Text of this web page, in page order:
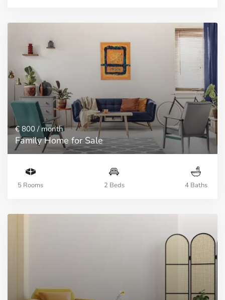
€ 800/ month
Family Home for Sale
5 Rooms 2 Beds 4 Baths